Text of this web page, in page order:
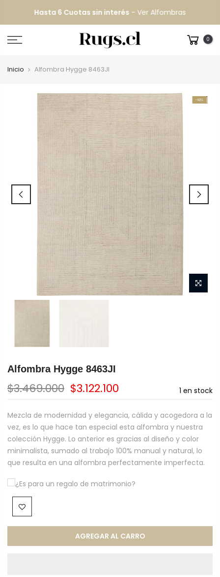
Hasta 6 Cuotas sin interés - Ver Alfombras
Despacho GRATIS todo Chile continental
0
Inicio Alfombra Hygge 8463JI
-10%
Alfombra Hygge 8463JI
1 en stock
$3.469.000 $3.122.100
Mezcla de modernidad y elegancia, cálida y acogedora a la
vez, es lo que hace tan especial esta alfombra y nuestra
colección Hygge. Lo anterior es gracias al diseño y color
minimalista, sumado al trabajo 100% manual y natural, lo
que resulta en una alfombra perfectamente imperfecta.
¿Es para un regalo de matrimonio?
AGREGAR AL CARRO